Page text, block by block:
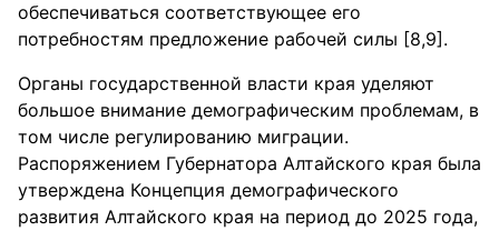
обеспечиваться соответствующее его
потребностям предложение рабочей силы [8,9].
Органы государственной власти края уделяют
большое внимание демографическим проблемам, в
том числе регулированию миграции.
Распоряжением Губернатора Алтайского края была
утверждена Концепция демографического
развития Алтайского края на период до 2025 года,